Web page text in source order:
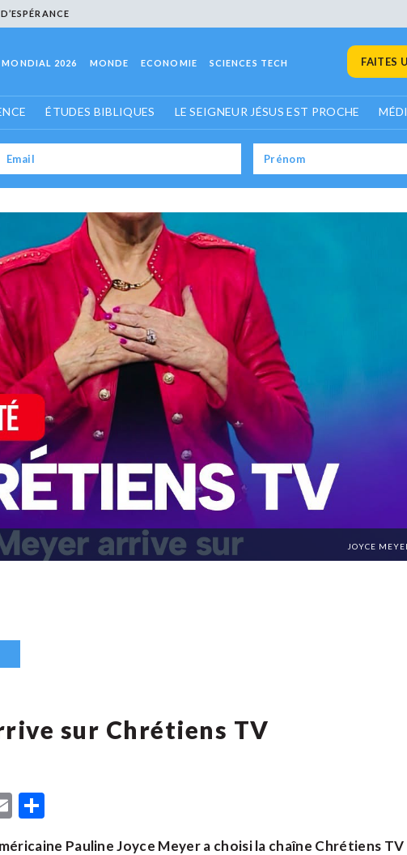
MONDIAL 2026 MONDE ECONOMIE SCIENCES TECH FAITES
ÉTUDES BIBLIQUES LE SEIGNEUR JÉSUS EST PROCHE
JOYCE
sur Chrétiens TV
Email
Pauline Joyce Meyer a choisi la chaîne Chrétiens TV